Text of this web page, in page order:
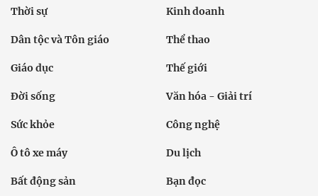
Thời sự Kinh doanh
Dân tộc và Tôn giáo Thể thao
Giáo dục Thế giới
Đời sống Văn hóa - Giải trí
Sức khỏe Công nghệ
Ô tô xe máy Du lịch
Bất động sản Bạn đọc